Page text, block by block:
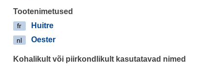
fr Huitre
nl Oester